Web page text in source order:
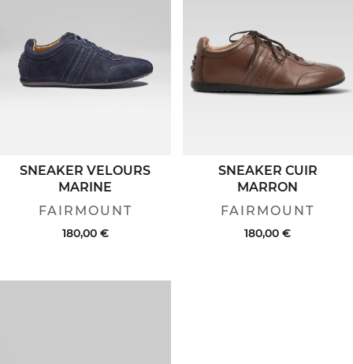
SNEAKER VELOURS
MARINE
FAIRMOUNT
180,00 €
SNEAKER CUIR
MARRON
FAIRMOUNT
180,00 €